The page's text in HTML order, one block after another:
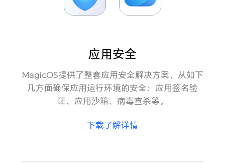
应用安全
MagicOS提供了整套应用安全解决方案，从如下
几方面确保应用运行环境的安全：应用签名验
证、应用沙箱、病毒查杀等。
下载了解详情